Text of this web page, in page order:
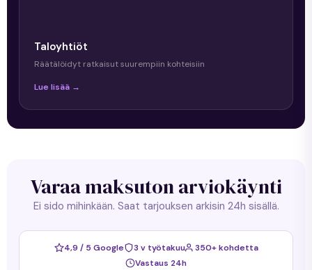
Taloyhtiöt
Räätälöidyt ratkaisut suurempiin kohteisiin
Lue lisää →
Varaa maksuton arviokäynti
Ei sido mihinkään. Saat tarjouksen arkisin 24h sisällä.
4,9 / 5 Google 3 v työtakuu
350+ kohdetta
Vastaus 24h